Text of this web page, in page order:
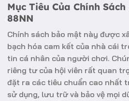
Mục Tiêu Của Chính
88NN
Chính sách bảo mật này được
bạch hóa cam kết của nhà cái
tin cá nhân của người chơi.
riêng tư của hội viên rất quan
đặt ra các tiêu chuẩn cao nhất
sử dụng, lưu trữ và bảo vệ mọi